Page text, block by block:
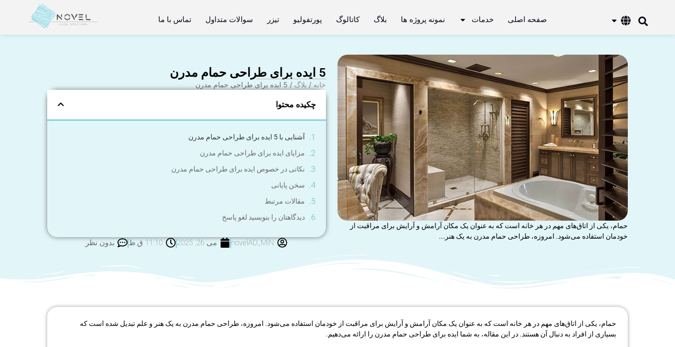
صفحه اصلی خدمات نمونه پروژه ها بلاگ کاتالوگ پورتفولیو تیزر سوالات متداول تماس با ما
حمام، یکی از اتاق‌های مهم در هر خانه است که به عنوان یک مکان آرامش و آرایش برای مراقبت از
خودمان استفاده می‌شود. امروزه، طراحی حمام مدرن به یک هنر...
5 ایده برای طراحی حمام مدرن
خانه / بلاگ / 5 ایده برای طراحی حمام مدرن
چکیده محتوا
آشنایی با 5 ایده برای طراحی حمام مدرن
مزایای ایده برای طراحی حمام مدرن
نکاتی در خصوص ایده برای طراحی حمام مدرن
سخن پایانی
مقالات مرتبط
دیدگاهتان را بنویسید لغو پاسخ
novelAD_MiN می 26, 2025 11:10 ق.ظ بدون نظر
حمام، یکی از اتاق‌های مهم در هر خانه است که به عنوان یک مکان آرامش و آرایش برای مراقبت از خودمان استفاده می‌شود. امروزه، طراحی حمام مدرن به یک هنر و علم تبدیل شده است که
بسیاری از افراد به دنبال آن هستند. در این مقاله، به شما ایده برای طراحی حمام مدرن را ارائه می‌دهیم.